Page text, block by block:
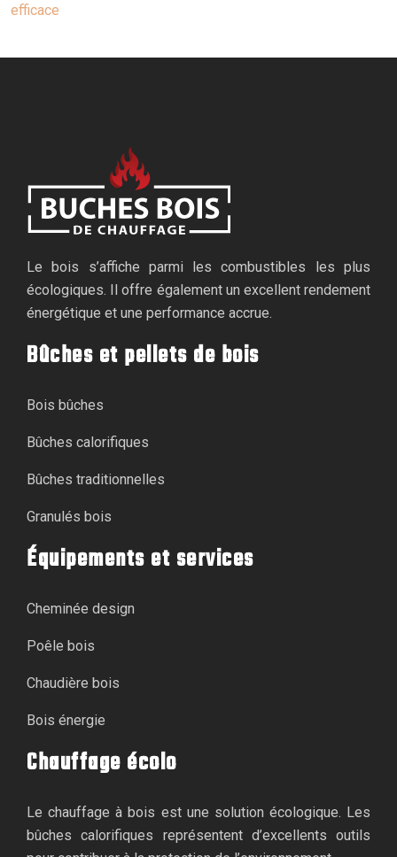
efficace
Le bois s’affiche parmi les combustibles les plus
écologiques. Il offre également un excellent rendement
énergétique et une performance accrue.
Bûches et pellets de bois
Bois bûches
Bûches calorifiques
Bûches traditionnelles
Granulés bois
Équipements et services
Cheminée design
Poêle bois
Chaudière bois
Bois énergie
Chauffage écolo
Le chauffage à bois est une solution écologique. Les
bûches calorifiques représentent d’excellents outils